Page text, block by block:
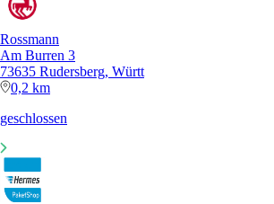
Rossmann
Am Burren 3
73635 Rudersberg, Württ
0,2 km
geschlossen